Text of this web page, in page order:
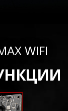
WIFI